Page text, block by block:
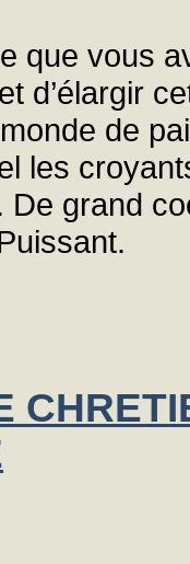
que vous
d’élargir
de
les
De grand